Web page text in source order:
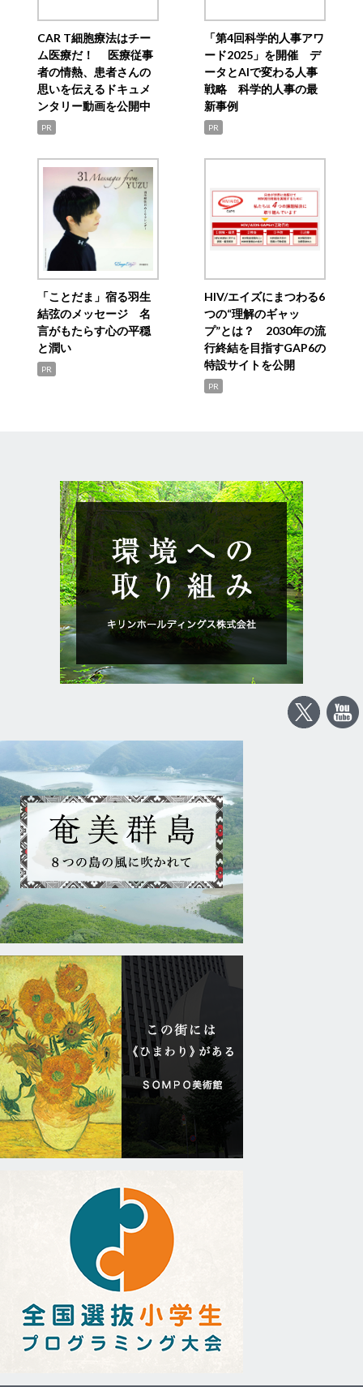
CAR T細胞療法はチー
ム医療だ！ 医療従事
者の情熱、患者さんの
思いを伝えるドキュメ
ンタリー動画を公開中
PR
「第4回科学的人事アワ
ード2025」を開催 デ
ータとAIで変わる人事
戦略 科学的人事の最
新事例
PR
「ことだま」宿る羽生
結弦のメッセージ 名
言がもたらす心の平穏
と潤い
PR
HIV/エイズにまつわる6
つの“理解のギャッ
プ”とは？ 2030年の流
行終結を目指すGAP6の
特設サイトを公開
PR